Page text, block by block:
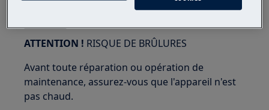
ATTENTION ! RISQUE DE BRÛLURES
Avant toute réparation ou opération de
maintenance, assurez-vous que l'appareil n'est
pas chaud.